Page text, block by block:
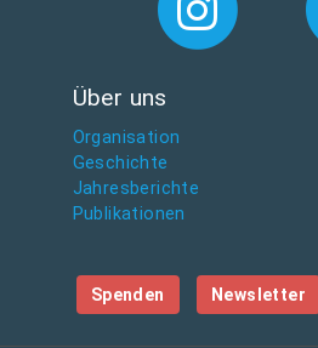
Über uns
Organisation
Geschichte
Jahresberichte
Publikationen
Spenden Newsletter